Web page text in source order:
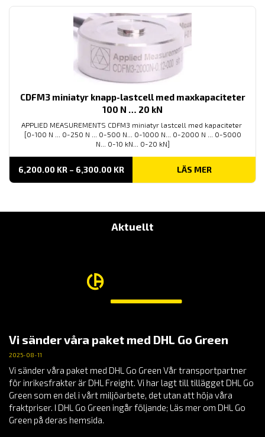
CDFM3 miniatyr knapp-lastcell med maxkapaciteter
100 N … 20 kN
APPLIED MEASUREMENTS CDFM3 miniatyr lastcell med kapaciteter
[0-100 N ... 0-250 N ... 0-500 N... 0-1000 N... 0-2000 N ... 0-5000
N... 0-10 kN... 0-20 kN]
6,200.00 KR – 6,300.00 KRPRISINTERVALL:
TILL
LÄS MER
Aktuellt
Vi sänder våra paket med DHL Go Green
2025-08-11
Vi sänder våra paket med DHL Go Green Vår transportpartner
för inrikesfrakter är DHL Freight. Vi har lagt till tillägget DHL Go
Green som en del i vårt miljöarbete, det utan att höja våra
fraktpriser. I DHL Go Green ingår följande; Läs mer om DHL Go
Green på deras hemsida.